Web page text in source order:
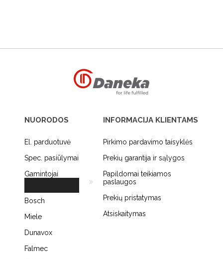
NUORODOS
El. parduotuvė
Spec. pasiūlymai
Gamintojai
Bosch
Miele
Dunavox
Falmec
INFORMACIJA KLIENTAMS
Pirkimo pardavimo taisyklės
Prekių garantija ir sąlygos
Papildomai teikiamos
paslaugos
Prekių pristatymas
Atsiskaitymas